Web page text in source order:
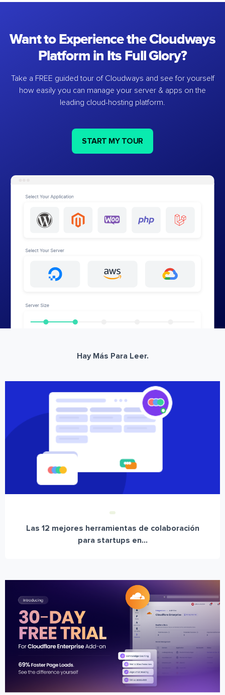
Want to Experience the Cloudways
Platform in Its Full Glory?
Take a FREE guided tour of Cloudways and see for yourself
how easily you can manage your server & apps on the
leading cloud-hosting platform.
START MY TOUR
Hay Más Para Leer.
Las 12 mejores herramientas de colaboración
para startups en...